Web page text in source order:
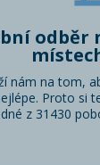
odběr
nám na tom,
Proto si
z 31430